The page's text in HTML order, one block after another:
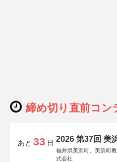
締め切り直前コン
あと 33 日 2026 第37回 美
福井県美浜町、美浜町
式会社